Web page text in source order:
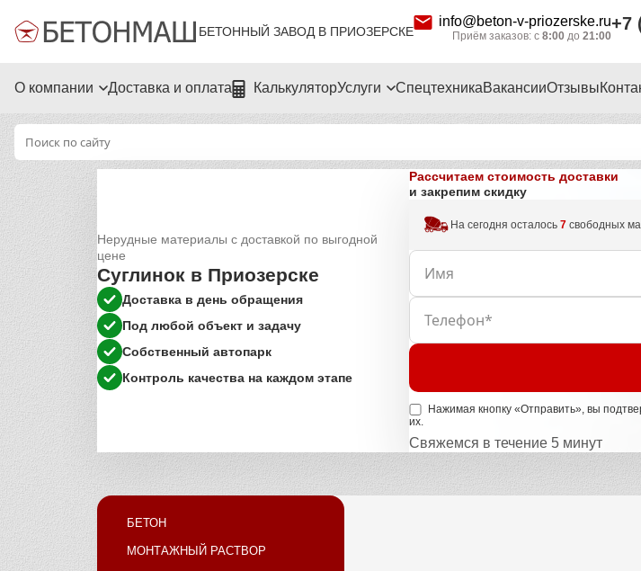
БЕТОННЫЙ ЗАВОД В ПРИОЗЕРСКЕ
info@beton-v-priozerske.ru
Приём заказов: с 8:00 до 21:00
+7
О компании Доставка и оплата КалькуляторУслуги СпецтехникаВакансииОтзывы
Нерудные материалы с доставкой по выгодной
цене
Суглинок в Приозерске
Доставка в день обращения
Под любой объект и задачу
Собственный автопарк
Контроль качества на каждом этапе
Рассчитаем стоимость доставки
и закрепим скидку
На сегодня осталось7 свободных
Нажимая кнопку «Отправить», вы
их.
Свяжемся в течение 5 минут
БЕТОН
МОНТАЖНЫЙ РАСТВОР